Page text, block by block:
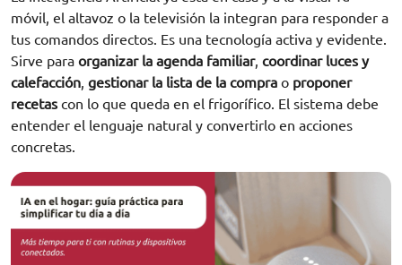
móvil, el altavoz o la televisión la integran para responder a
tus comandos directos. Es una tecnología activa y evidente.
Sirve para organizar la agenda familiar, coordinar luces y
calefacción gestionar la lista de la compra o proponer
recetas con lo que queda en el frigorífico. El sistema debe
entender el lenguaje natural y convertirlo en acciones
concretas.